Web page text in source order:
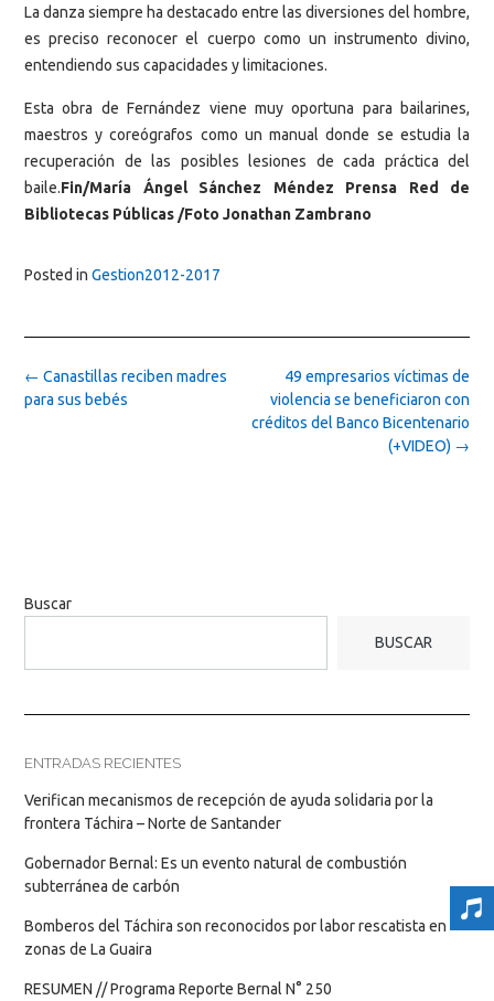
La danza siempre ha destacado entre las diversiones del hombre,
es preciso reconocer el cuerpo como un instrumento divino,
entendiendo sus capacidades y limitaciones.
Esta obra de Fernández viene muy oportuna para bailarines,
maestros y coreógrafos como un manual donde se estudia la
recuperación de las posibles lesiones de cada práctica del
baile.Fin/María Ángel Sánchez Méndez Prensa Red de
Bibliotecas Públicas /Foto Jonathan Zambrano
Posted in Gestion2012-2017
Post
navigation
49 empresarios víctimas de
violencia se beneficiaron con
créditos del Banco Bicentenario
(+VIDEO) →
← Canastillas reciben madres
para sus bebés
Buscar
BUSCAR
ENTRADAS RECIENTES
Verifican mecanismos de recepción de ayuda solidaria por la
frontera Táchira – Norte de Santander
Gobernador Bernal: Es un evento natural de combustión
subterránea de carbón
Bomberos del Táchira son reconocidos por labor rescatista en
zonas de La Guaira
RESUMEN // Programa Reporte Bernal N° 250